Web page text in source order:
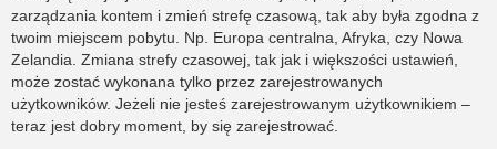
zarządzania kontem i zmień strefę czasową, tak aby była zgodna z
twoim miejscem pobytu. Np. Europa centralna, Afryka, czy Nowa
Zelandia. Zmiana strefy czasowej, tak jak i większości ustawień,
może zostać wykonana tylko przez zarejestrowanych
użytkowników. Jeżeli nie jesteś zarejestrowanym użytkownikiem –
teraz jest dobry moment, by się zarejestrować.